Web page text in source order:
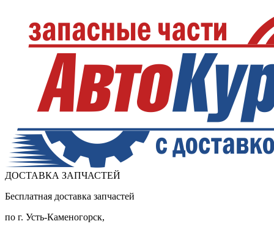
ДОСТАВКА ЗАПЧАСТЕЙ
Бесплатная доставка запчастей
по г. Усть-Каменогорск,